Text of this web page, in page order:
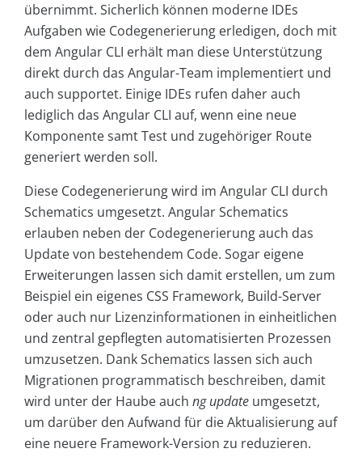
übernimmt. Sicherlich können moderne IDEs
Aufgaben wie Codegenerierung erledigen, doch mit
dem Angular CLI erhält man diese Unterstützung
direkt durch das Angular-Team implementiert und
auch supportet. Einige IDEs rufen daher auch
lediglich das Angular CLI auf, wenn eine neue
Komponente samt Test und zugehöriger Route
generiert werden soll.
Diese Codegenerierung wird im Angular CLI durch
Schematics umgesetzt. Angular Schematics
erlauben neben der Codegenerierung auch das
Update von bestehendem Code. Sogar eigene
Erweiterungen lassen sich damit erstellen, um zum
Beispiel ein eigenes CSS Framework, Build-Server
oder auch nur Lizenzinformationen in einheitlichen
und zentral gepflegten automatisierten Prozessen
umzusetzen. Dank Schematics lassen sich auch
Migrationen programmatisch beschreiben, damit
wird unter der Haube auch ng update umgesetzt,
um darüber den Aufwand für die Aktualisierung auf
eine neuere Framework-Version zu reduzieren.